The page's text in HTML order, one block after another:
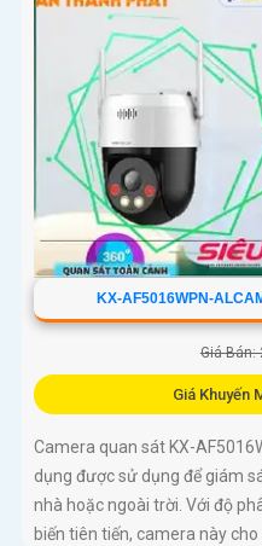
KX-AF5016WPN-
Giá Bán:
Giá Khuyến
Camera quan sát KX-
dụng được sử dụng để giám
nhà hoặc ngoài trời. Với độ
biến tiên tiến, camera này